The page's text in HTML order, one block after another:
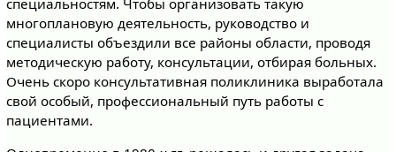
многоплановую деятельность, руководство и
специалисты объездили все районы области, проводя
методическую работу, консультации, отбирая больных.
Очень скоро консультативная поликлиника выработала
свой особый, профессиональный путь работы с
пациентами.